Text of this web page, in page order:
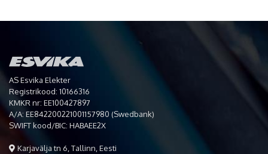
AS Esvika Elekter
Registrikood: 10166316
KMKR nr: EE100427897
A/A: EE842200221001157980 (Swedbank)
SWIFT kood/BIC: HABAEE2X
Karjavälja tn 6, Tallinn, Eesti